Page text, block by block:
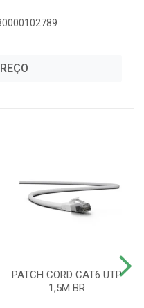
PATCH CORD CAT6 UTP
1,5M BR